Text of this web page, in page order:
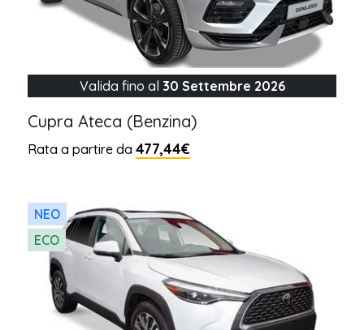
Valida fino al 30 Settembre 2026
Cupra Ateca (Benzina)
Rata a partire da477,44€
NEO
ECO